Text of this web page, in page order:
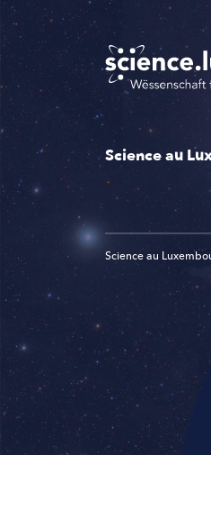
Skip
to
main
content
Science au
Science au